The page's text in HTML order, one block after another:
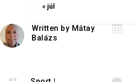
« júl
Written by Mátay
Balázs
